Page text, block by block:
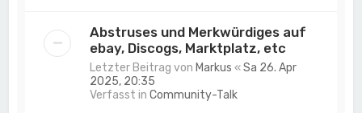
Abstruses und Merkwürdiges auf
ebay, Discogs, Marktplatz, etc
Letzter Beitrag von Markus «Sa 26. Apr
2025, 20:35
Verfasst inCommunity-Talk